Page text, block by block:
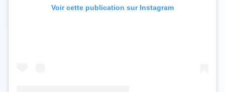
Voir cette publication sur Instagram